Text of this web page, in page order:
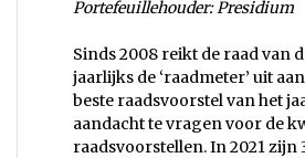
Portefeuillehouder: Presidium
Sinds 2008 reikt de raad van
jaarlijks de ‘raadmeter’ uit
beste raadsvoorstel van het
aandacht te vragen voor de
raadsvoorstellen. In 2021 zijn